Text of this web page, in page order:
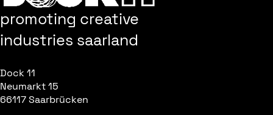
promoting creative
industries saarland
Dock 11
Neumarkt 15
66117 Saarbrücken